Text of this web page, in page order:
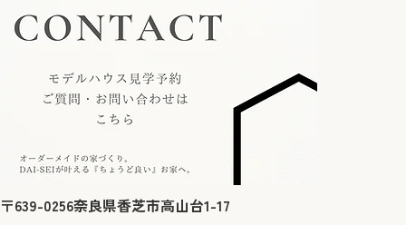
〒639-0256奈良県香芝市高山台1-17